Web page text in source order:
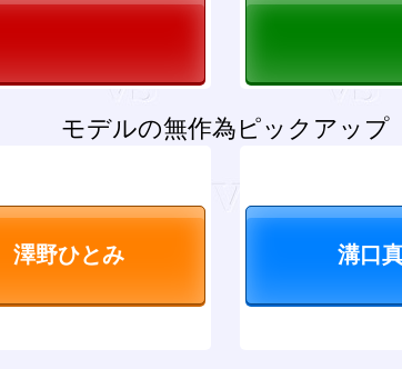
モデルの無作為ピックアップ